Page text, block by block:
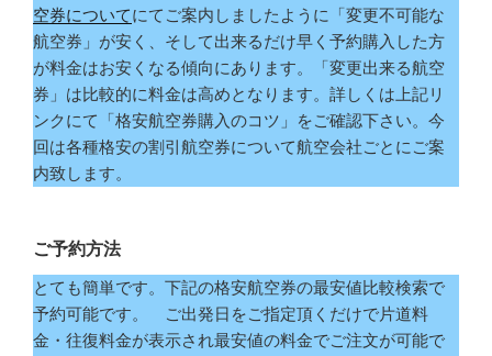
空券についてにてご案内しましたように「変更不可能な
航空券」が安く、そして出来るだけ早く予約購入した方
が料金はお安くなる傾向にあります。「変更出来る航空
券」は比較的に料金は高めとなります。詳しくは上記リ
ンクにて「格安航空券購入のコツ」をご確認下さい。今
回は各種格安の割引航空券について航空会社ごとにご案
内致します。
ご予約方法
とても簡単です。下記の格安航空券の最安値比較検索で
予約可能です。 ご出発日をご指定頂くだけで片道料
金・往復料金が表示され最安値の料金でご注文が可能で